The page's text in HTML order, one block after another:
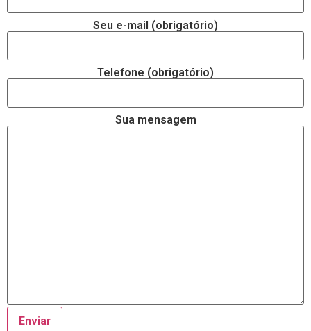
Seu e-mail (obrigatório)
Telefone (obrigatório)
Sua mensagem